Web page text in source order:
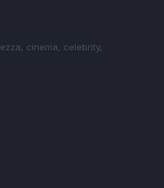
cinema, celebrity,